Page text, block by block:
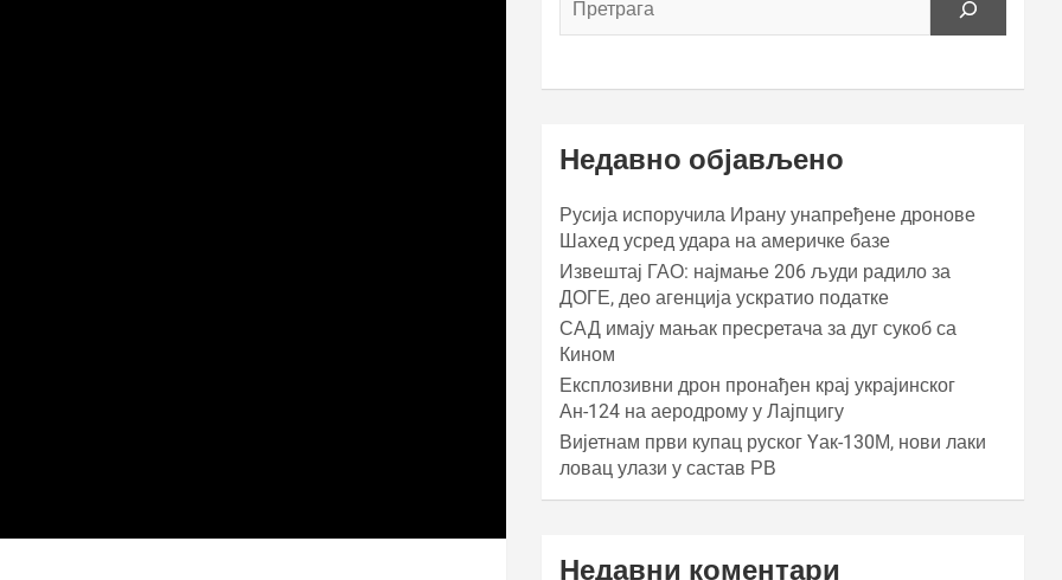
Недавно објављено
Русија испоручила Ирану унапређене дронове
Шахед усред удара на америчке базе
Извештај ГАО: најмање 206 људи радило за
ДОГЕ, део агенција ускратио податке
САД имају мањак пресретача за дуг сукоб са
Кином
Експлозивни дрон пронађен крај украјинског
Ан-124 на аеродрому у Лајпцигу
Вијетнам први купац руског Yак-130М, нови лаки
ловац улази у састав РВ
Недавни коментари